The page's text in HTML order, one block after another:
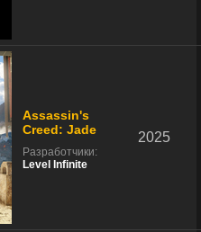
Assassin's
Creed: Jade
Разработчики:
Level Infinite
2025